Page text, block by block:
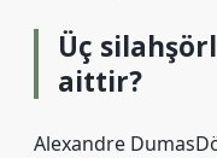
Üç
aittir?
Alexandre